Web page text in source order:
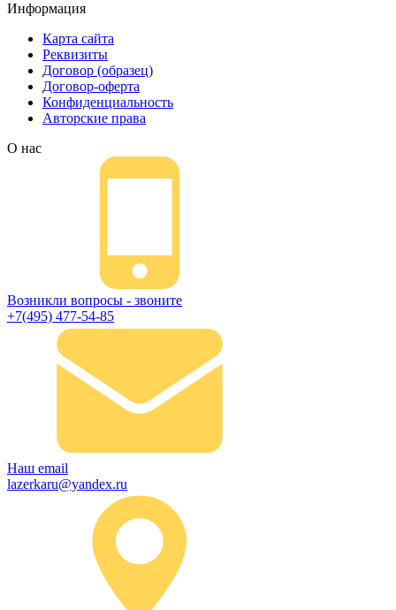
Информация
Карта сайта
Реквизиты
Договор (образец)
Договор-оферта
Конфиденциальность
Авторские права
О нас
Возникли вопросы - звоните
+7(495) 477-54-85
Наш email
lazerkaru@yandex.ru